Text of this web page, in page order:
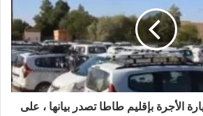
الأجرة بإقليم طاطا تصدر بيانها ، على